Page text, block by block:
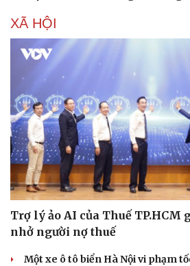
Du lịch
Tư vấn
Săn Tour
check-in
Câu
Đọc
Cửa
Kể
Hạt
XÃ HỘI
Trợ lý ảo AI của Thuế TP.HCM
nhở người nợ thuế
Một xe ô tô biển Hà Nội vi phạm